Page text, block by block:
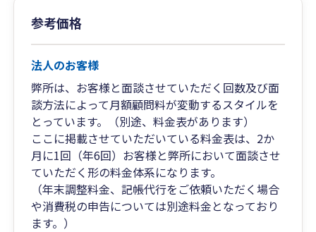
参考価格
法人のお客様
弊所は、お客様と面談させていただく回数及び面
談方法によって月額顧問料が変動するスタイルを
とっています。（別途、料金表があります）
ここに掲載させていただいている料金表は、2か
月に1回（年6回）お客様と弊所において面談させ
ていただく形の料金体系になります。
（年末調整料金、記帳代行をご依頼いただく場合
や消費税の申告については別途料金となっており
ます。）